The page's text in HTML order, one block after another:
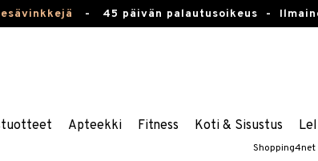
- 45 päivän palautusoikeus -
Apteekki Fitness Koti & Sisustus
Shopping4net